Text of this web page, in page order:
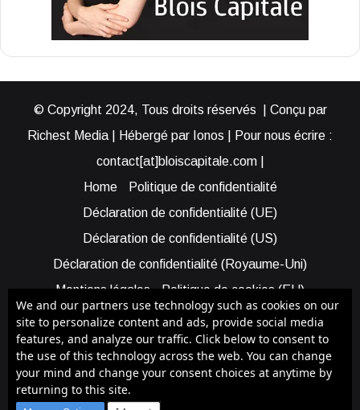
© Copyright 2024, Tous droits réservés | Conçu par
Richest Media | Hébergé par Ionos | Pour nous écrire :
contact[at]bloiscapitale.com |
Home
Politique de confidentialité
Déclaration de confidentialité (UE)
Déclaration de confidentialité (US)
Déclaration de confidentialité (Royaume-Uni)
Mentions légales
Politique de cookies (EU)
Cookie Policy (AUS)
Cookie Policy (US)
Qui sommes-nous ?
Participer à Blois Capitale
Bénéficier d’une assistance
We and our partners use technology such as cookies on our
site to personalize content and ads, provide social media
features, and analyze our traffic. Click below to consent to
the use of this technology across the web. You can change
your mind and change your consent choices at anytime by
returning to this site.